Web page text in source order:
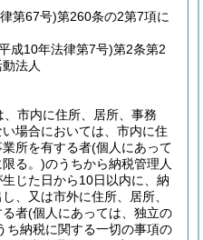
第67号)第260条の2第7項に
成10年法律第7号)第2条第2
法人
市内に住所、居所、事務
場合においては、市内に住
所を有する者(個人にあって
る。)のうちから納税管理人
じた日から10日以内に、納
、又は市外に住所、居所、
る者(個人にあっては、独立の
ち納税に関する一切の事項の